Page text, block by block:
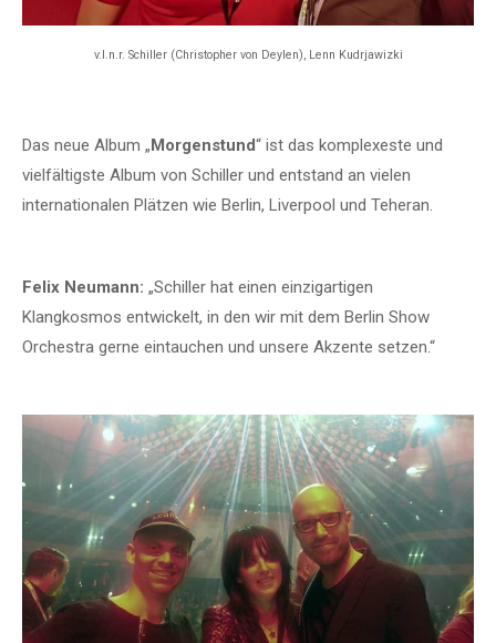
v.l.n.r. Schiller (Christopher von Deylen), Lenn Kudrjawizki
Das neue Album „Morgenstund“ ist das komplexeste und
vielfältigste Album von Schiller und entstand an vielen
internationalen Plätzen wie Berlin, Liverpool und Teheran.
Felix Neumann: „Schiller hat einen einzigartigen
Klangkosmos entwickelt, in den wir mit dem Berlin Show
Orchestra gerne eintauchen und unsere Akzente setzen.“